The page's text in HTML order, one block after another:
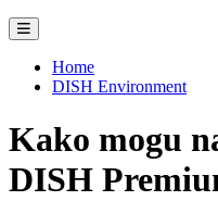
Home
DISH Environment
Kako mogu
DISH